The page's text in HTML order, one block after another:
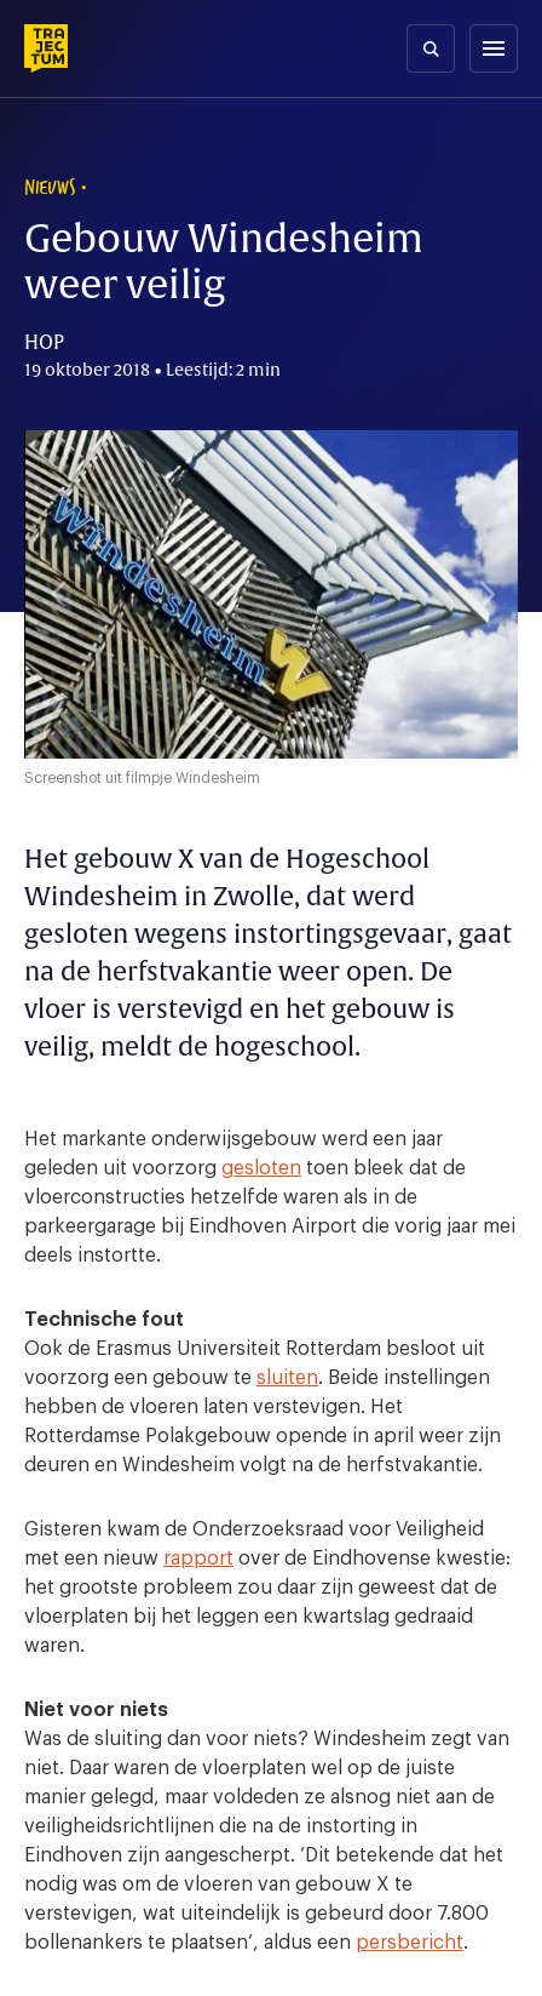
content
menu
NIEUWS
Gebouw Windesheim
weer veilig
HOP
19 oktober 2018 • Leestijd: 2 min
Screenshot uit filmpje Windesheim
Het gebouw X van de Hogeschool
Windesheim in Zwolle, dat werd
gesloten wegens instortingsgevaar, gaat
na de herfstvakantie weer open. De
vloer is verstevigd en het gebouw is
veilig, meldt de hogeschool.
Het markante onderwijsgebouw werd een jaar
geleden uit voorzorg gesloten toen bleek dat de
vloerconstructies hetzelfde waren als in de
parkeergarage bij Eindhoven Airport die vorig jaar mei
deels instortte.
Technische fout
Ook de Erasmus Universiteit Rotterdam besloot uit
voorzorg een gebouw te sluiten. Beide instellingen
hebben de vloeren laten verstevigen. Het
Rotterdamse Polakgebouw opende in april weer zijn
deuren en Windesheim volgt na de herfstvakantie.
Gisteren kwam de Onderzoeksraad voor Veiligheid
met een nieuw rapport over de Eindhovense kwestie:
het grootste probleem zou daar zijn geweest dat de
vloerplaten bij het leggen een kwartslag gedraaid
waren.
Niet voor niets
Was de sluiting dan voor niets? Windesheim zegt van
niet. Daar waren de vloerplaten wel op de juiste
manier gelegd, maar voldeden ze alsnog niet aan de
veiligheidsrichtlijnen die na de instorting in
Eindhoven zijn aangescherpt. ‘Dit betekende dat het
nodig was om de vloeren van gebouw X te
verstevigen, wat uiteindelijk is gebeurd door 7.800
bollenankers te plaatsen’, aldus een persbericht.